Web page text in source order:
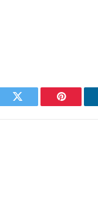
Twitter Pinterest